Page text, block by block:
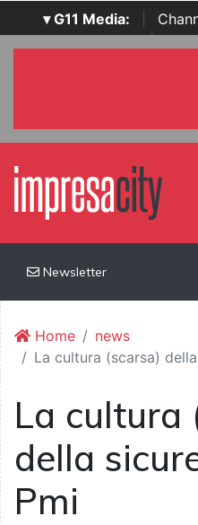
▾ G11 Media:
SecurityOpenLab |
Newsletter
Home
news
La cultura (scarsa)
La cultura
della
Pmi